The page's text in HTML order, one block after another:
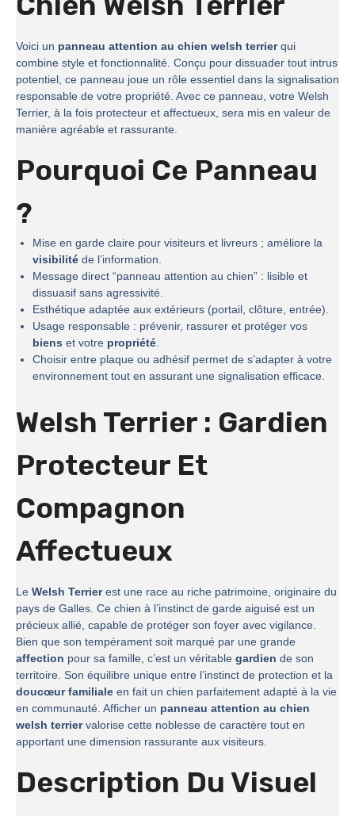
Voici un panneau attention au chien welsh terrierqui
combine style et fonctionnalité. Conçu pour dissuader tout intrus
potentiel, ce panneau joue un rôle essentiel dans la signalisation
responsable de votre propriété. Avec ce panneau, votre Welsh
Terrier, à la fois protecteur et affectueux, sera mis en valeur de
manière agréable et rassurante.
Pourquoi Ce Panneau
?
Mise en garde claire pour visiteurs et livreurs ; améliore la
visibilité de l’information.
Message direct “panneau attention au chien” : lisible et
dissuasif sans agressivité.
Esthétique adaptée aux extérieurs (portail, clôture, entrée).
Usage responsable : prévenir, rassurer et protéger vos
biens et votre propriété.
Choisir entre plaque ou adhésif permet de s’adapter à votre
environnement tout en assurant une signalisation efficace.
Welsh Terrier : Gardien
Protecteur Et
Compagnon
Affectueux
Le Welsh Terrierest une race au riche patrimoine, originaire du
pays de Galles. Ce chien à l’instinct de garde aiguisé est un
précieux allié, capable de protéger son foyer avec vigilance.
Bien que son tempérament soit marqué par une grande
affection pour sa famille, c’est un véritable gardien de son
territoire. Son équilibre unique entre l’instinct de protection et la
doucœur familiale en fait un chien parfaitement adapté à la vie
en communauté. Afficher un panneau attention au chien
welsh terriervalorise cette noblesse de caractère tout en
apportant une dimension rassurante aux visiteurs.
Description Du Visuel